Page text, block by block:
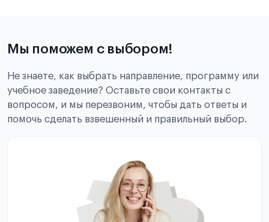
Мы поможем с выбором!
Не знаете, как выбрать направление, программу или
учебное заведение? Оставьте свои контакты с
вопросом, и мы перезвоним, чтобы дать ответы и
помочь сделать взвешенный и правильный выбор.